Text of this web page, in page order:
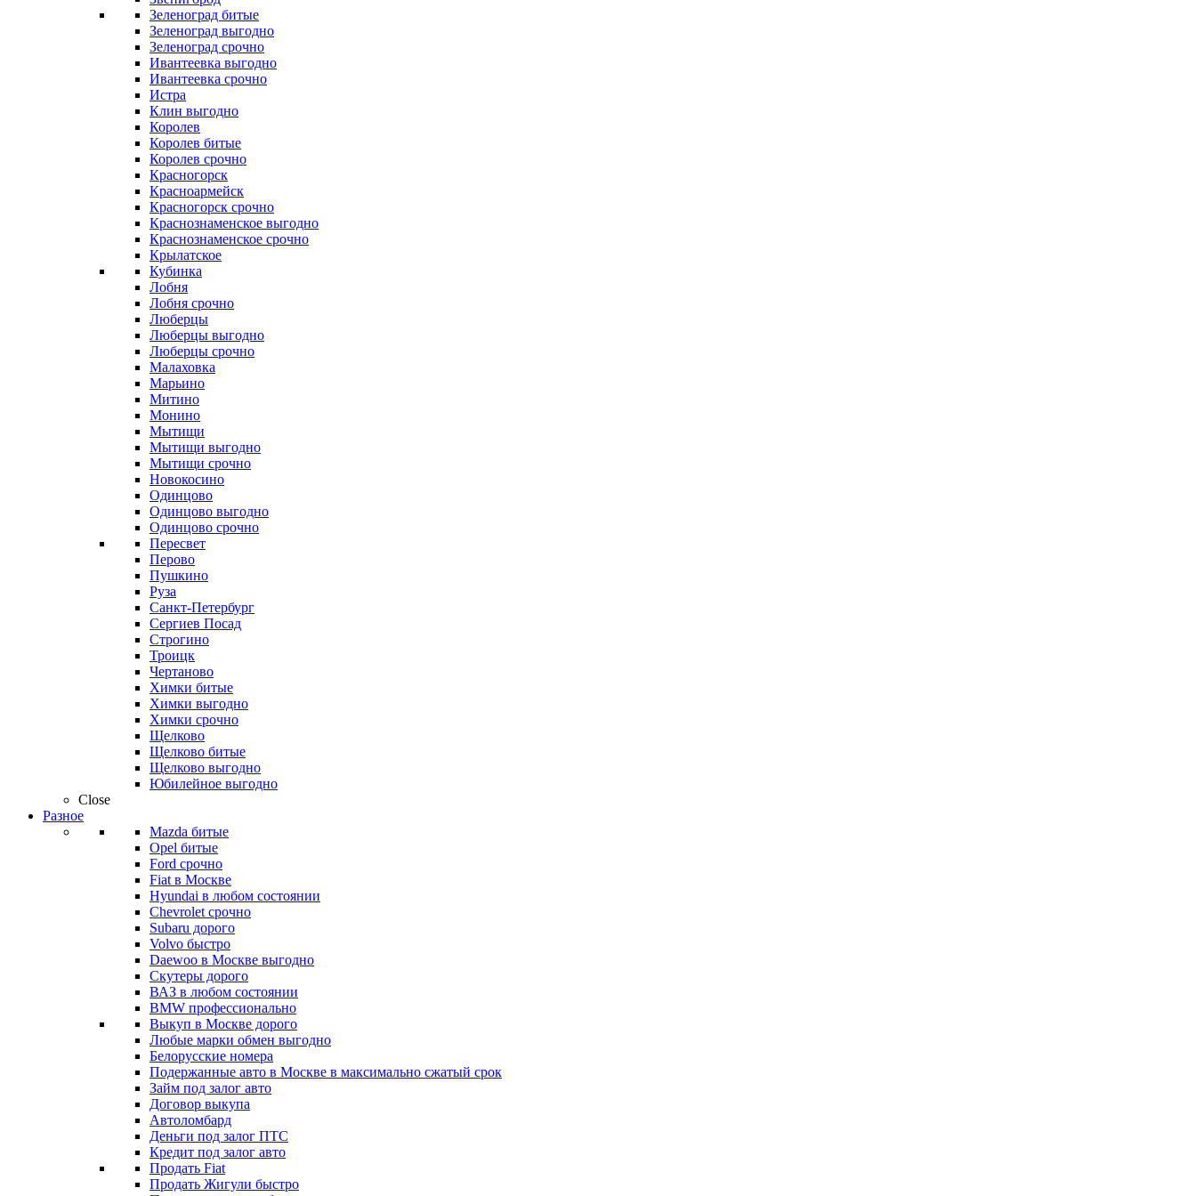
Зеленоград битые
Зеленоград выгодно
Зеленоград срочно
Ивантеевка выгодно
Ивантеевка срочно
Истра
Клин выгодно
Королев
Королев битые
Королев срочно
Красногорск
Красноармейск
Красногорск срочно
Краснознаменское выгодно
Краснознаменское срочно
Крылатское
Кубинка
Лобня
Лобня срочно
Люберцы
Люберцы выгодно
Люберцы срочно
Малаховка
Марьино
Митино
Монино
Мытищи
Мытищи выгодно
Мытищи срочно
Новокосино
Одинцово
Одинцово выгодно
Одинцово срочно
Пересвет
Перово
Пушкино
Руза
Санкт-Петербург
Сергиев Посад
Строгино
Троицк
Чертаново
Химки битые
Химки выгодно
Химки срочно
Щелково
Щелково битые
Щелково выгодно
Юбилейное выгодно
Close
Разное
Mazda битые
Opel битые
Ford срочно
Fiat в Москве
Hyundai в любом состоянии
Chevrolet срочно
Subaru дорого
Volvo быстро
Daewoo в Москве выгодно
Скутеры дорого
ВАЗ в любом состоянии
BMW профессионально
Выкуп в Москве дорого
Любые марки обмен выгодно
Белорусские номера
Подержанные авто в Москве в максимально сжатый срок
Займ под залог авто
Договор выкупа
Автоломбард
Деньги под залог ПТС
Кредит под залог авто
Продать Fiat
Продать Жигули быстро